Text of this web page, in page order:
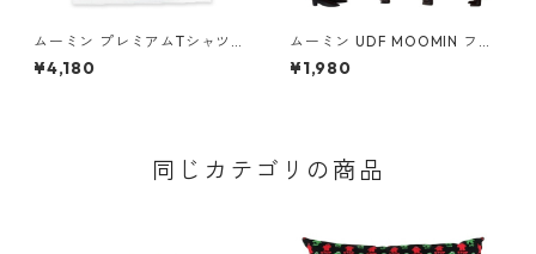
ムーミン プレミアムTシャツ
思い出 ホワイト 海のオーケス
トラ号 80th 小説TEE MOOMI
¥4,180
ムーミン UDF MOOMIN フィ
リフヨンカ&子供3人セット フ
ィギュア
¥1,980
同じカテゴリの商品